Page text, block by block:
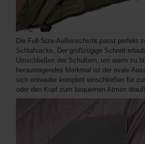
Die Full-Size-Außenschicht passt perfekt
Schlafsacks. Der großzügige Schnitt
Umschließen der Schultern, um warm zu
herausragendes Merkmal ist der ovale
sich entweder komplett einschließen für
oder den Kopf zum bequemen Atmen